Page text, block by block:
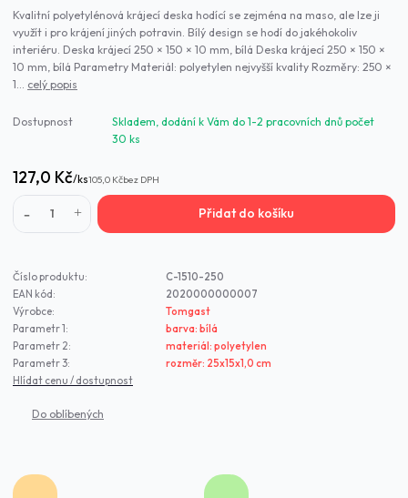
Kvalitní polyetylénová krájecí deska hodící se zejména na maso, ale lze ji
využít i pro krájení jiných potravin. Bílý design se hodí do jakéhokoliv
interiéru. Deska krájecí 250 × 150 × 10 mm, bílá Deska krájecí 250 × 150 ×
10 mm, bílá Parametry Materiál: polyetylen nejvyšší kvality Rozměry: 250 ×
1... celý popis
Dostupnost
Skladem, dodání k Vám do 1-2 pracovních dnů počet
30 ks
127,0 Kč/ks105,0 Kčbez DPH
Přidat do košíku
Číslo produktu:
C-1510-250
EAN kód:
2020000000007
Výrobce:
Tomgast
Parametr 1:
barva: bílá
Parametr 2:
materiál: polyetylen
Parametr 3:
rozměr: 25x15x1,0 cm
Hlídat cenu / dostupnost